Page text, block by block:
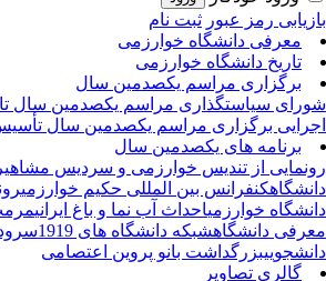
رمز عبور ثبت نام
معرفی دانشگاه خوارزمی
تاریخ دانشگاه خوارزمی
برگزاری مراسم یکصدمین سال
سیاستگذاری مراسم یکصدمین سال
برگزاری مراسم یکصدمین سال تأسیس
برنامه های یکصدمین سال
از تندیس خوارزمی و سردیس مشاهیر
کنفرانس بین المللی حکیم خوارزمی
خوارزمیاحداث آب نما و باغ ایرانی مرمت
دانشگاهشبکه دانشگاه های 1919 سرود
بزرگداشت بانو پروین اعتصامی
گالری تصاویر